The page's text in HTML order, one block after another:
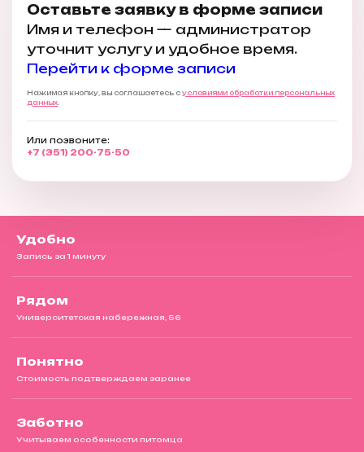
Оставьте заявку в форме записи
Имя и телефон — администратор
уточнит услугу и удобное время.
Перейти к форме записи
Нажимая кнопку, вы соглашаетесь с условиями обработки персональных
данных
Или позвоните:
+7 (351) 200-75-50
Удобно
Запись за 1 минуту
Рядом
Университетская набережная, 56
Понятно
Стоимость подтверждаем заранее
Заботно
Учитываем особенности питомца